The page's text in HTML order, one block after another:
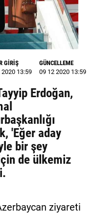
GİRİŞ
2020 13:59
GÜNCELLEME
09 12 2020 13:59
Erdoğan,
'Eğer aday
bir şey
de ülkemiz
ziyareti